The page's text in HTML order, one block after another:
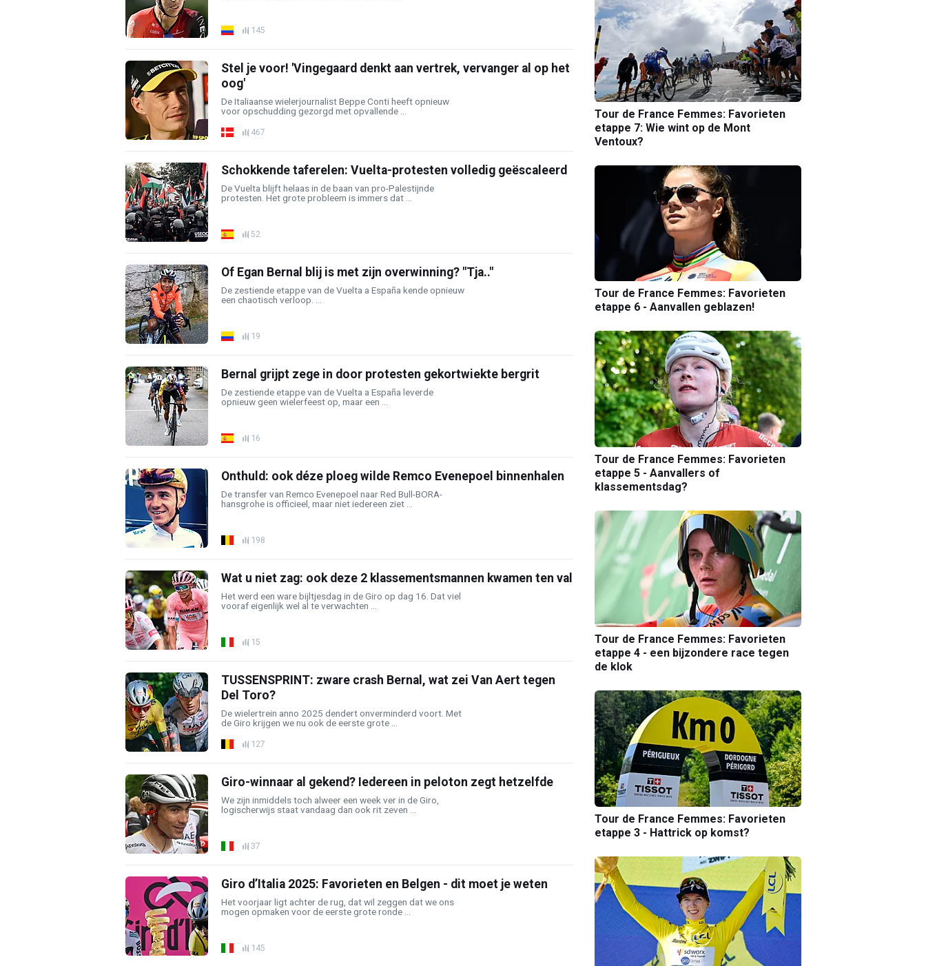
145
Stel je voor! 'Vingegaard denkt aan vertrek, vervanger al op het
oog'
De Italiaanse wielerjournalist Beppe Conti heeft opnieuw
voor opschudding gezorgd met opvallende ...
467
Schokkende taferelen: Vuelta-protesten volledig geëscaleerd
De Vuelta blijft helaas in de baan van pro-Palestijnde
protesten. Het grote probleem is immers dat ...
52
Of Egan Bernal blij is met zijn overwinning? "Tja.."
De zestiende etappe van de Vuelta a España kende opnieuw
een chaotisch verloop. ...
19
Bernal grijpt zege in door protesten gekortwiekte bergrit
De zestiende etappe van de Vuelta a España leverde
opnieuw geen wielerfeest op, maar een ...
16
Onthuld: ook déze ploeg wilde Remco Evenepoel binnenhalen
De transfer van Remco Evenepoel naar Red Bull-BORA-
hansgrohe is officieel, maar niet iedereen ziet ...
198
Wat u niet zag: ook deze 2 klassementsmannen kwamen ten val
Het werd een ware bijltjesdag in de Giro op dag 16. Dat viel
vooraf eigenlijk wel al te verwachten ...
15
TUSSENSPRINT: zware crash Bernal, wat zei Van Aert tegen
Del Toro?
De wielertrein anno 2025 dendert onverminderd voort. Met
de Giro krijgen we nu ook de eerste grote ...
127
Giro-winnaar al gekend? Iedereen in peloton zegt hetzelfde
We zijn inmiddels toch alweer een week ver in de Giro,
logischerwijs staat vandaag dan ook rit zeven ...
37
Giro d’Italia 2025: Favorieten en Belgen - dit moet je weten
Het voorjaar ligt achter de rug, dat wil zeggen dat we ons
mogen opmaken voor de eerste grote ronde ...
145
Tour de France Femmes: Favorieten
etappe 7: Wie wint op de Mont
Ventoux?
Tour de France Femmes: Favorieten
etappe 6 - Aanvallen geblazen!
Tour de France Femmes: Favorieten
etappe 5 - Aanvallers of
klassementsdag?
Tour de France Femmes: Favorieten
etappe 4 - een bijzondere race tegen
de klok
Tour de France Femmes: Favorieten
etappe 3 - Hattrick op komst?